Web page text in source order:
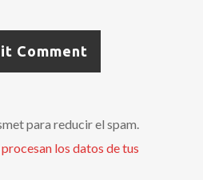
para reducir el spam.
los datos de tus